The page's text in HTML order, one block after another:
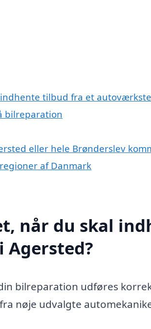
tilbud fra et
bilreparation
eller hele Brønderslev
af Danmark
når du skal
bilreparation udføres
nøje udvalgte